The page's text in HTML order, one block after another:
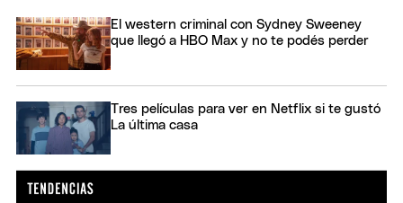
El western criminal con Sydney Sweeney
que llegó a HBO Max y no te podés perder
Tres películas para ver en Netflix si te gustó
La última casa